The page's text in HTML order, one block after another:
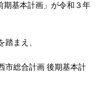
期基本計画」が令和３年
まえ、
市総合計画 後期基本計